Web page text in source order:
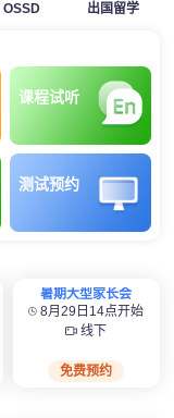
OSSD 出国留学
课程试听
测试预约
暑期大型家长会
8月29日14点开始
线下
免费预约